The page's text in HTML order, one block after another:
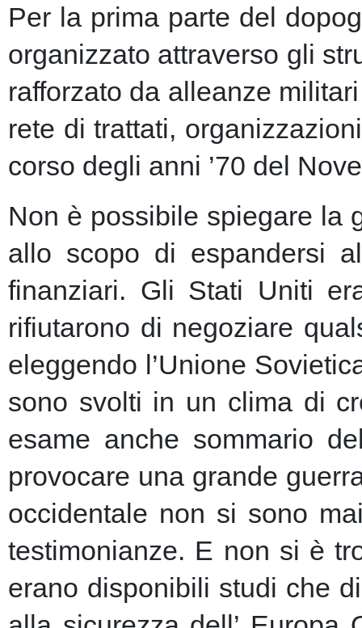
Per la prima parte del
organizzato attraverso gli
rafforzato da alleanze
rete di trattati,
corso degli anni ’70 del
Non è possibile spiegare la
allo scopo di espandersi
finanziari. Gli Stati Uniti
rifiutarono di negoziare
eleggendo l’Unione
sono svolti in un clima di
esame anche sommario
provocare una grande
occidentale non si sono
testimonianze. E non si è
erano disponibili studi che